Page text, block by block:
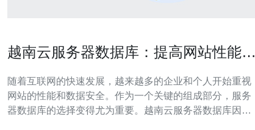
越南云服务器数据库：提高网站性能和
随着互联网的快速发展，越来越多的企业和个人开始重视
网站的性能和数据安全。作为一个关键的组成部分，服务
器数据库的选择变得尤为重要。越南云服务器数据库因其